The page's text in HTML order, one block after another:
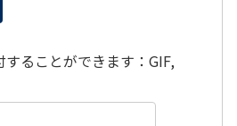
ることができます：GIF,